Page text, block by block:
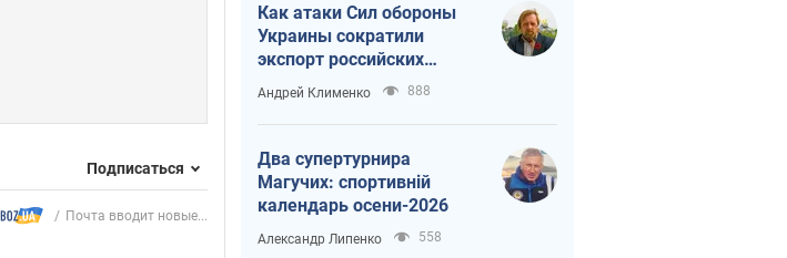
Подписаться
Почта вводит новые...
Как атаки Сил обороны
Украины сократили
экспорт российских
нефтепродуктов
Андрей Клименко 888
Два супертурнира
Магучих: спортивній
календарь осени-2026
Александр Липенко 558